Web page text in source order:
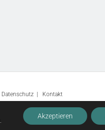
Datenschutz Kontakt
Akzeptieren